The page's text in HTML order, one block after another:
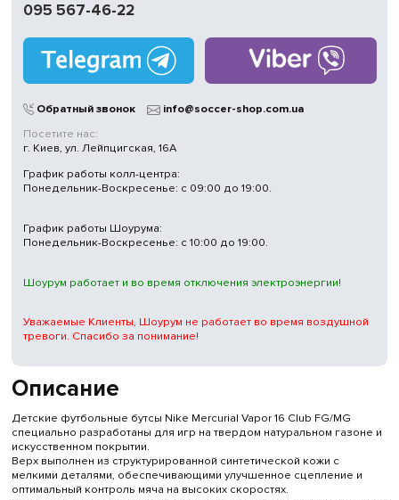
Описание
Детские футбольные бутсы Nike Mercurial Vapor 16 Club FG/MG
специально разработаны для игр на твердом натуральном газоне и
искусственном покрытии.
Верх выполнен из структурированной синтетической кожи с
мелкими деталями, обеспечивающими улучшенное сцепление и
оптимальный контроль мяча на высоких скоростях.
095 567-46-22
Обратный звонок
info@soccer-shop.com.ua
Посетите нас:
г. Киев, ул. Лейпцигская, 16А
График работы колл-центра:
Понедельник-Воскресенье: с 09:00 до 19:00.
График работы Шоурума:
Понедельник-Воскресенье: с 10:00 до 19:00.
Шоурум работает и во время отключения электроэнергии!
Уважаемые Клиенты, Шоурум не работает во время воздушной
тревоги. Спасибо за понимание!